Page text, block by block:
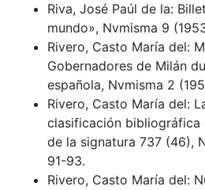
Riva, José Paúl de la:
mundo», Nvmisma 9
Rivero, Casto María del:
Gobernadores de Milán
española, Nvmisma 2
Rivero, Casto María del:
clasificación bibliográfica
de la signatura 737 (46),
91-93.
Rivero, Casto María del: